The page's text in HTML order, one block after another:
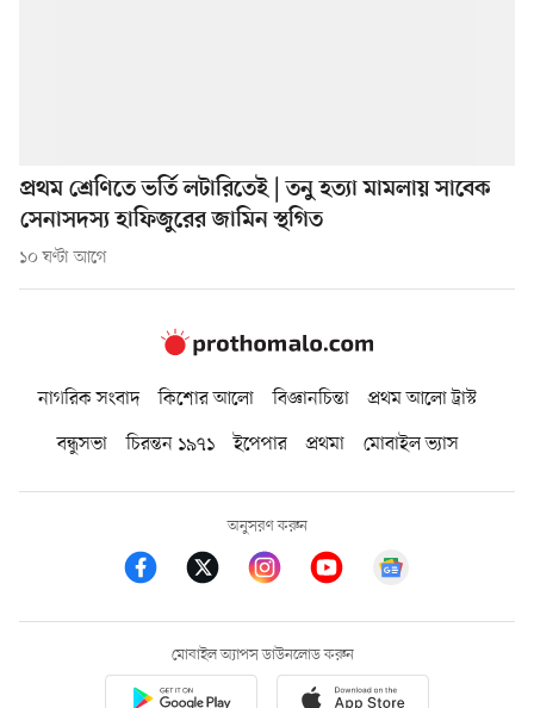
প্রথম শ্রেণিতে ভর্তি লটারিতেই | তনু হত্যা মামলায় সাবেক
সেনাসদস্য হাফিজুরের জামিন স্থগিত
১০ ঘণ্টা আগে
নাগরিক সংবাদ কিশোর আলো বিজ্ঞানচিন্তা
প্রথম আলো ট্রাস্ট
বন্ধুসভা
চিরন্তন ১৯৭১ ইপেপার প্রথমা মোবাইল ভ্যাস
অনুসরণ করুন
মোবাইল অ্যাপস ডাউনলোড করুন